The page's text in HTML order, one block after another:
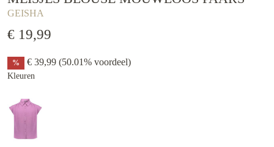
GEISHA
€ 19,99
% € 39,99 (50.01% voordeel)
Kleuren